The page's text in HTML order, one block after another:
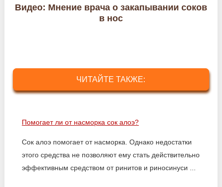
Видео: Мнение врача о закапывании соков
в нос
ЧИТАЙТЕ ТАКЖЕ:
Помогает ли от насморка сок алоэ?
Сок алоэ помогает от насморка. Однако недостатки
этого средства не позволяют ему стать действительно
эффективным средством от ринитов и риносинуси ...